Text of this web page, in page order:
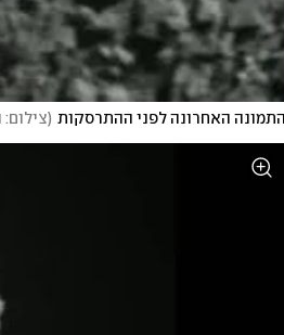
התמונה האחרונה לפני ההתרסקות (